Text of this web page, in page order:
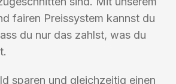
fairen Preissystem kannst du
du nur das zahlst, was du
sparen und gleichzeitig einen